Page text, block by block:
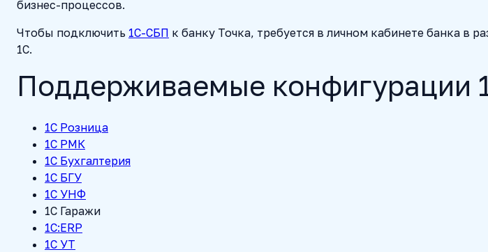
бизнес-процессов.
Чтобы подключить 1С-СБП к банку Точка, требуется в личном кабинете банка в
1С.
Поддерживаемые конфигурации
1С Розница
1С РМК
1C Бухгалтерия
1С БГУ
1С УНФ
1С Гаражи
1С:ERP
1C УТ